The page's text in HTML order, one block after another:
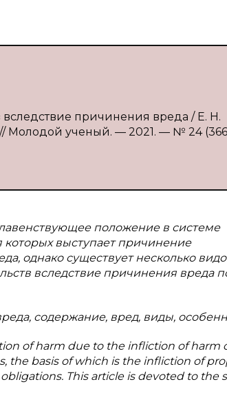
вследствие причинения вреда / Е. Н.
Молодой ученый. — 2021. — № 24
положение в системе
выступает причинение
однако существует несколько
вследствие причинения вреда
содержание, вред, виды,
of harm due to the infliction of harm
the basis of which is the infliction of
This article is devoted to the